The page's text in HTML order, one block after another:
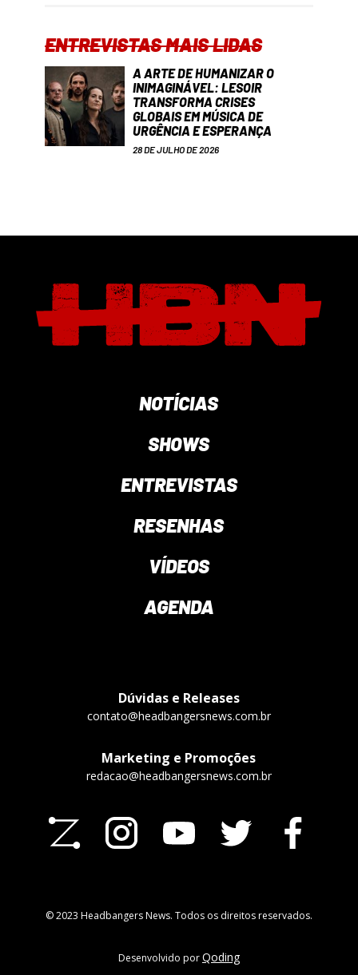
ENTREVISTAS MAIS LIDAS
A ARTE DE HUMANIZAR O
INIMAGINÁVEL: LESOIR
TRANSFORMA CRISES
GLOBAIS EM MÚSICA DE
URGÊNCIA E ESPERANÇA
28 DE JULHO DE 2026
NOTÍCIAS
SHOWS
ENTREVISTAS
RESENHAS
VÍDEOS
AGENDA
Dúvidas e Releases
contato@headbangersnews.com.br
Marketing e Promoções
redacao@headbangersnews.com.br
© 2023 Headbangers News. Todos os direitos reservados.
Desenvolvido porQoding